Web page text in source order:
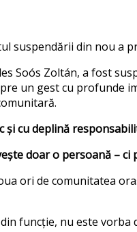
suspendării din nou a
Soós Zoltán, a fost
un gest cu profunde
și cu deplină
doar o persoană – ci
ori de comunitatea
funcție, nu este